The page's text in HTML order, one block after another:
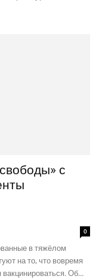
с
0
в тяжёлом
на то, что вовремя
Об...